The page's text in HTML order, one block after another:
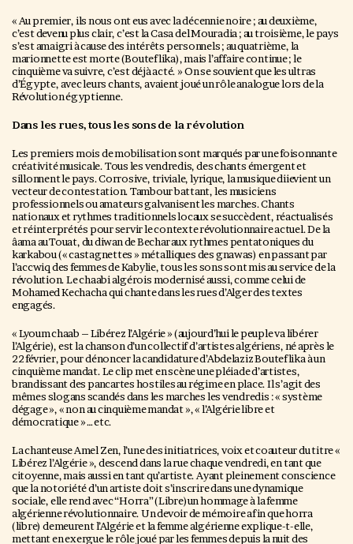
« Au premier, ils nous ont eus avec la décennie noire ; au deuxième,
c’est devenu plus clair, c’est la Casa del Mouradia ; au troisième, le pays
s’est amaigri à cause des intérêts personnels ; au quatrième, la
marionnette est morte (Bouteflika), mais l’affaire continue ; le
cinquième va suivre, c’est déjà acté. » On se souvient que les ultras
d’Égypte, avec leurs chants, avaient joué un rôle analogue lors de la
Révolution égyptienne.
Dans les rues, tous les sons de la révolution
Les premiers mois de mobilisation sont marqués par une foisonnante
créativité musicale. Tous les vendredis, des chants émergent et
sillonnent le pays. Corrosive, triviale, lyrique, la musique diievient un
vecteur de contestation. Tambour battant, les musiciens
professionnels ou amateurs galvanisent les marches. Chants
nationaux et rythmes traditionnels locaux se succèdent, réactualisés
et réinterprétés pour servir le contexte révolutionnaire actuel. De la
âama au Touat, du diwan de Bechar aux rythmes pentatoniques du
karkabou (« castagnettes » métalliques des gnawas) en passant par
l’accwiq des femmes de Kabylie, tous les sons sont mis au service de la
révolution. Le chaabi algérois modernisé aussi, comme celui de
Mohamed Kechacha qui chante dans les rues d’Alger des textes
engagés.
« Lyoum chaab – Libérez l’Algérie » (aujourd’hui le peuple va libérer
l’Algérie), est la chanson d’un collectif d’artistes algériens, né après le
22 février, pour dénoncer la candidature d’Abdelaziz Bouteflika à un
cinquième mandat. Le clip met en scène une pléiade d’artistes,
brandissant des pancartes hostiles au régime en place. Il s’agit des
mêmes slogans scandés dans les marches les vendredis : « système
dégage », « non au cinquième mandat », « l’Algérie libre et
démocratique » …etc.
La chanteuse Amel Zen, l’une des initiatrices, voix et coauteur du titre «
Libérez l’Algérie », descend dans la rue chaque vendredi, en tant que
citoyenne, mais aussi en tant qu’artiste. Ayant pleinement conscience
que la notoriété d’un artiste doit s’inscrire dans une dynamique
sociale, elle rend avec “Horra” (Libre)un hommage à la femme
algérienne révolutionnaire. Un devoir de mémoire afin que horra
(libre) demeurent l’Algérie et la femme algérienne explique-t-elle,
mettant en exergue le rôle joué par les femmes depuis la nuit des